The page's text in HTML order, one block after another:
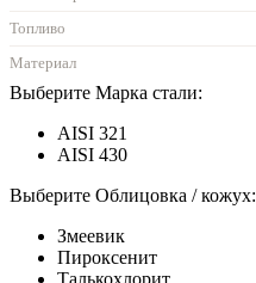
Топливо
Материал
Выберите Марка стали:
AISI 321
AISI 430
Выберите Облицовка / кожух:
Змеевик
Пироксенит